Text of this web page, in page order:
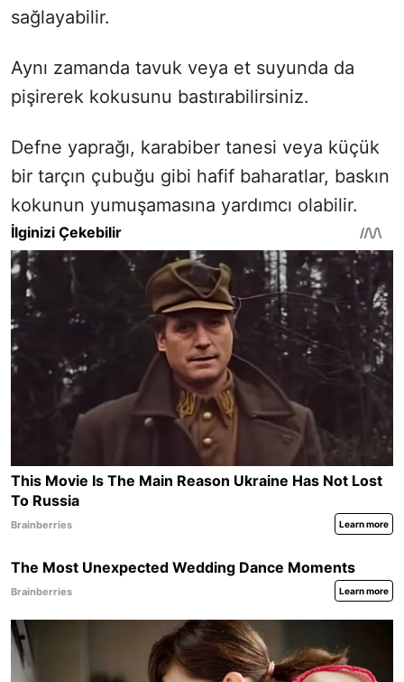
sağlayabilir.
Aynı zamanda tavuk veya et suyunda da
pişirerek kokusunu bastırabilirsiniz.
Defne yaprağı, karabiber tanesi veya küçük
bir tarçın çubuğu gibi hafif baharatlar, baskın
kokunun yumuşamasına yardımcı olabilir.